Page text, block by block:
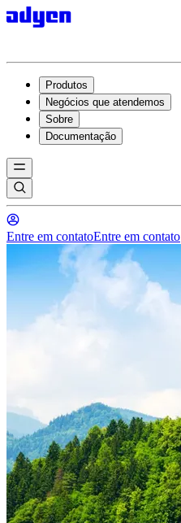
Produtos
Negócios que atendemos
Sobre
Documentação
Entre em contatoEntre em contato